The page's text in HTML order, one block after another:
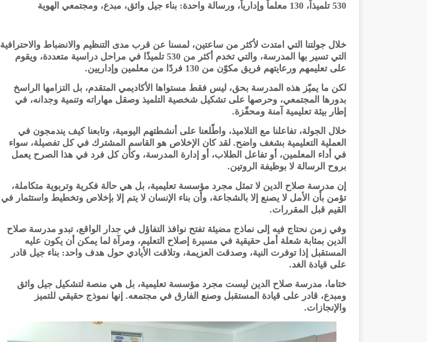
530 تلميذاً، 130 معلماً وإدارياً، ورسالة واحدة: بناء جيل واثق، مبدع، ومجتمعي الهوية
خلال جولتنا التي امتدت لأكثر من ساعتين، لمسنا عن قرب مدى التنظيم والانضباط والاحترافية
التي تسير بها المدرسة، والتي تخدم أكثر من 530 تلميذًا في مراحل دراسية متعددة، ويقوم
على تعليمهم ورعايتهم فريق مكوّن من 130 فردًا من معلمين وإداريين.
لكن ما يميّز هذه المدرسة بحق، ليس فقط مستواها الأكاديمي المتقدم، بل التزامها الراسخ
بدورها المجتمعي، وحرصها على تشكيل شخصية التلميذ وصقل مهاراته وتنمية وجدانه، في
إطار بيئة تعليمية آمنة ومحفّزة.
خلال الجولة، تفاعلنا مع التلاميذ، واطّلعنا على أنشطتهم اليومية، وتابعنا كيف يندمجون في
العملية التعليمية بشغف واضح. لقد كان الإخلاص هو القاسم المشترك في كل تفصيلة، سواء
في أداء المعلمين، أو تفاعل الطلاب، أو إدارة المدرسة، وكأن كل فرد في هذا الصرح يعمل
بروح الرسالة لا بوظيفة الروتين.
إن مدرسة صلاح الدين لا تمثل مجرد مؤسسة تعليمية، بل هي حالة فكرية وتربوية متكاملة،
تؤمن بأن الأمل لا يصنع إلا بالشجاعة، وأن بناء الإنسان لا يتم إلا بإخلاص وتخطيط واستثمار في
القيم قبل المقررات.
وفي زمن نحتاج فيه إلى نماذج مضيئة تفتح نوافذ التفاؤل في جدار الواقع، تبدو مدرسة صلاح
الدين بمثابة شعلة أمل حقيقية في مسيرة إصلاح التعليم، ومرآة لما يمكن أن يكون عليه
المستقبل إذا توفرت النية، وصدقت العزيمة، وتلاقت الأيادي حول هدف واحد: بناء جيل قادر
على قيادة الغد.
ختاما، مدرسة صلاح الدين ليست مجرد مؤسسة تعليمية، بل هي منصة لتشكيل جيل واثق
ومبدع، قادر على قيادة المستقبل وصنع الفارق في مجتمعه. إنها نموذج حقيقي للتميز
والإنجازات.